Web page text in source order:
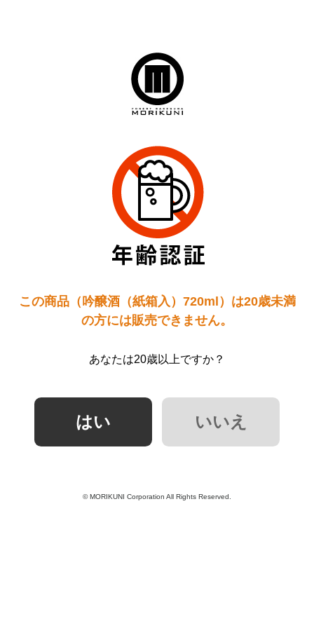
この商品（吟醸酒（紙箱入）720ml）は20歳未満
の方には販売できません。
あなたは20歳以上ですか？
© MORIKUNI Corporation All Rights Reserved.